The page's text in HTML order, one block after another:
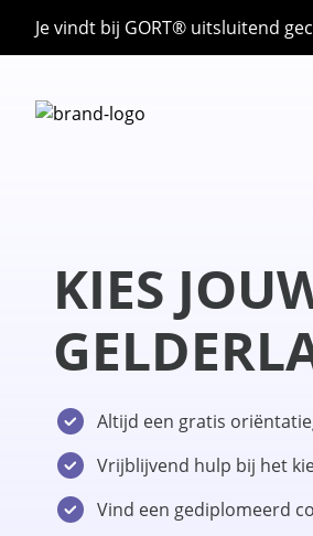
Je vindt bij GORT® uitsluitend
KIES
Altijd een gratis
Vrijblijvend hulp bij het
Vind een gediplomeerd